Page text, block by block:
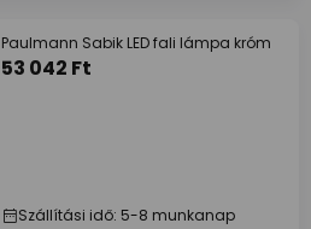
Paulmann Sabik LED fali lámpa króm
53 042 Ft
Szállítási idő: 5-8 munkanap